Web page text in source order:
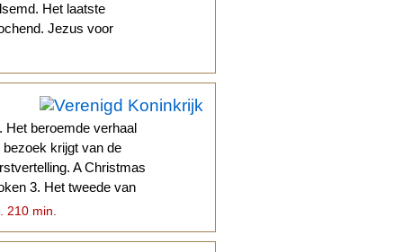
Het laatste
Jezus voor
beroemde verhaal
krijgt van de
A Christmas
3. Het tweede van
210 min.